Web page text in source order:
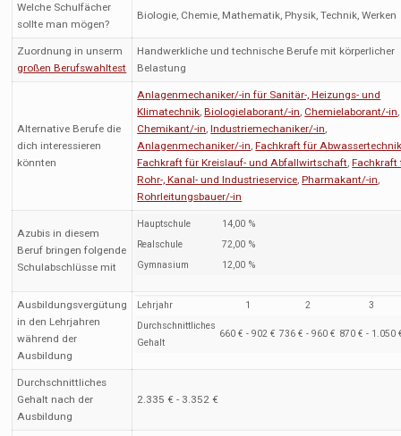
Welche Schulfächer
sollte man mögen?
Biologie, Chemie, Mathematik, Physik, Technik, Werken
Zuordnung in unserm
großen Berufswahltest
Handwerkliche und technische Berufe mit körperlicher
Belastung
Alternative Berufe die
dich interessieren
könnten
Anlagenmechaniker/-in für Sanitär-, Heizungs- und
Klimatechnik,Biologielaborant/-in, Chemielaborant/-in,
Chemikant/-in,Industriemechaniker/-in,
Anlagenmechaniker/-in,Fachkraft für
Fachkraft für Kreislauf- und Abfallwirtschaft,Fachkraft
Rohr-, Kanal- und Industrieservice,Pharmakant/-in,
Rohrleitungsbauer/-in
Azubis in diesem
Beruf bringen folgende
Schulabschlüsse mit
Hauptschule
14,00 %
Realschule
72,00 %
Gymnasium
12,00 %
Ausbildungsvergütung
in den Lehrjahren
während der
Ausbildung
Lehrjahr 1 2
3
Durchschnittliches
Gehalt
660 € - 902 € 736 € - 960 € 870 € - 1.050
Durchschnittliches
Gehalt nach der
Ausbildung
2.335 € - 3.352 €